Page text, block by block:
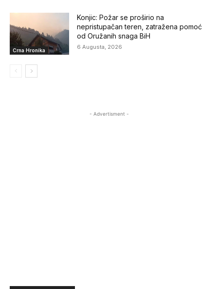
Crna Hronika
Konjic: Požar se proširio na
nepristupačan teren, zatražena pomoć
od Oružanih snaga BiH
6 Augusta, 2026
- Advertisment -